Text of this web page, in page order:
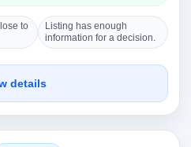
to
Listing has enough
information for a decision.
details